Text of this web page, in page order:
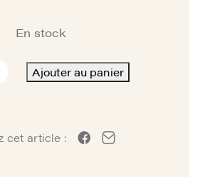
En stock
Ajouter au panier
cet article :